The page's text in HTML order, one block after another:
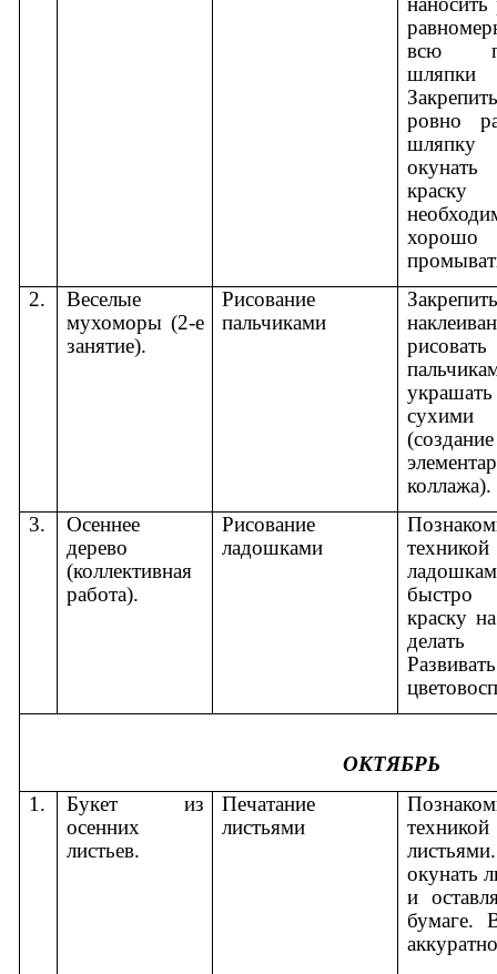
всю
ровно
2.
Веселые
мухоморы (2-е
занятие).
Рисование
пальчиками
сухими
(создание
коллажа).
3.
Осеннее
дерево
(коллективная
работа).
Рисование
ладошками
быстро
краску
делать
Развивать
ОКТЯБРЬ
1.
Букет из
осенних
листьев.
Печатание
листьями
окунать
и
бумаге.